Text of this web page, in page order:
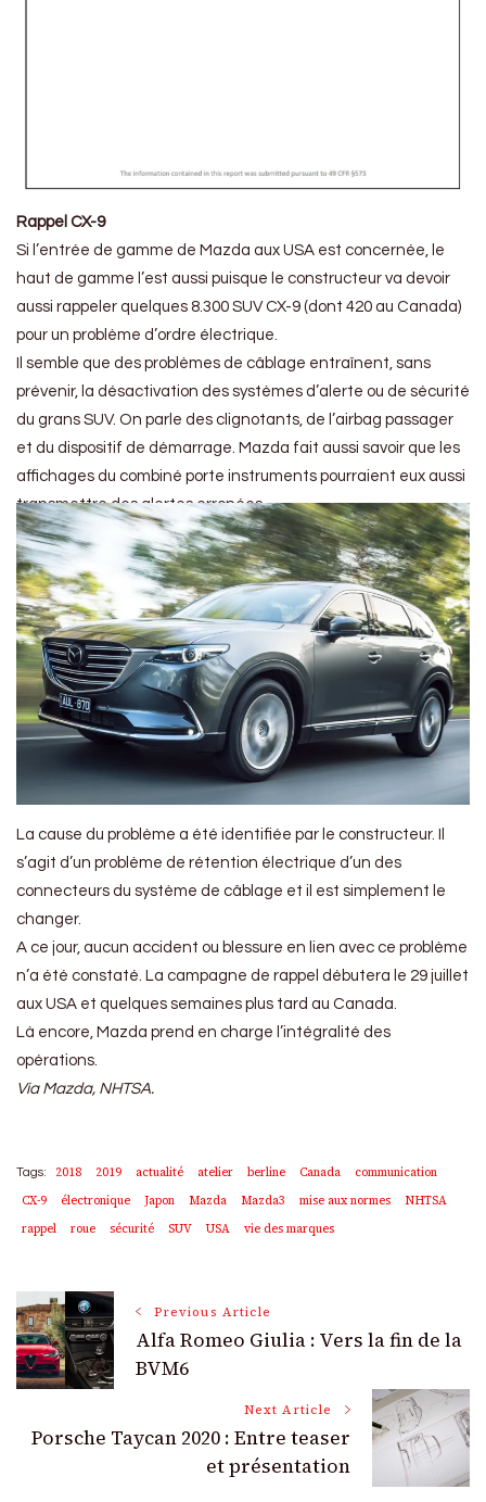
Rappel CX-9
Si l’entrée de gamme de Mazda aux USA est concernée, le
haut de gamme l’est aussi puisque le constructeur va devoir
aussi rappeler quelques 8.300 SUV CX-9 (dont 420 au Canada)
pour un problème d’ordre électrique.
Il semble que des problèmes de câblage entraînent, sans
prévenir, la désactivation des systèmes d’alerte ou de sécurité
du grans SUV. On parle des clignotants, de l’airbag passager
et du dispositif de démarrage. Mazda fait aussi savoir que les
affichages du combiné porte instruments pourraient eux aussi
transmettre des alertes erronées.
La cause du problème a été identifiée par le constructeur. Il
s’agit d’un problème de rétention électrique d’un des
connecteurs du système de câblage et il est simplement le
changer.
A ce jour, aucun accident ou blessure en lien avec ce problème
n’a été constaté. La campagne de rappel débutera le 29 juillet
aux USA et quelques semaines plus tard au Canada.
Là encore, Mazda prend en charge l’intégralité des
opérations.
Via Mazda, NHTSA.
Tags: 2018 2019 actualité atelier berline Canada
communication
CX-9
électronique Japon Mazda Mazda3 mise aux normes
NHTSA
rappel
roue sécurité SUV USA vie des marques
Post
Navigation
Previous Article
Alfa Romeo Giulia : Vers la fin de la
BVM6
Next Article
Porsche Taycan 2020 : Entre teaser
et présentation